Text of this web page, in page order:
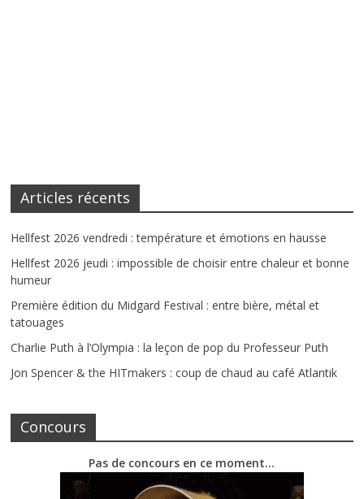
Articles récents
Hellfest 2026 vendredi : température et émotions en hausse
Hellfest 2026 jeudi : impossible de choisir entre chaleur et bonne
humeur
Première édition du Midgard Festival : entre bière, métal et
tatouages
Charlie Puth à l’Olympia : la leçon de pop du Professeur Puth
Jon Spencer & the HITmakers : coup de chaud au café Atlantik
Concours
Pas de concours en ce moment…